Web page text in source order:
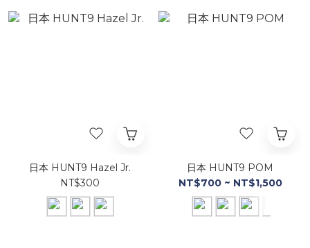
日本 HUNT9 Hazel Jr.
NT$300
日本 HUNT9 POM
NT$700 ~ NT$1,500